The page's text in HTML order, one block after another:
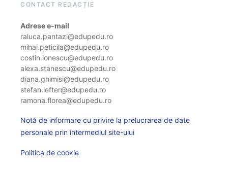
CONTACT REDACȚIE
Adrese e-mail
raluca.pantazi@edupedu.ro
mihai.peticila@edupedu.ro
costin.ionescu@edupedu.ro
alexa.stanescu@edupedu.ro
diana.ghimisi@edupedu.ro
stefan.lefter@edupedu.ro
ramona.florea@edupedu.ro
Notă de informare cu privire la prelucrarea de date
personale prin intermediul site-ului
Politica de cookie